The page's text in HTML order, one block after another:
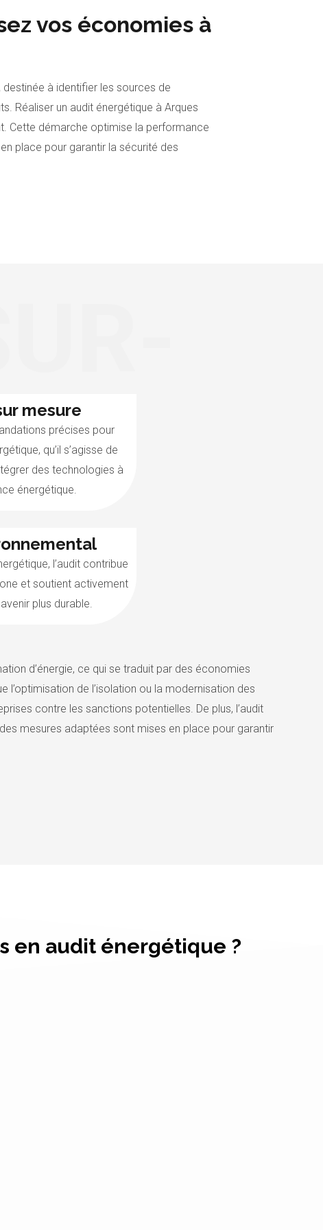
vos économies à
destinée à identifier les sources de
Réaliser un audit énergétique à Arques
Cette démarche optimise la performance
place pour garantir la sécurité des
mesure
précises pour
qu’il s’agisse de
des technologies à
énergétique.
l’audit contribue
et soutient activement
plus durable.
d’énergie, ce qui se traduit par des économies
de l’isolation ou la modernisation des
contre les sanctions potentielles. De plus, l’audit
mesures adaptées sont mises en place pour garantir
en audit énergétique ?